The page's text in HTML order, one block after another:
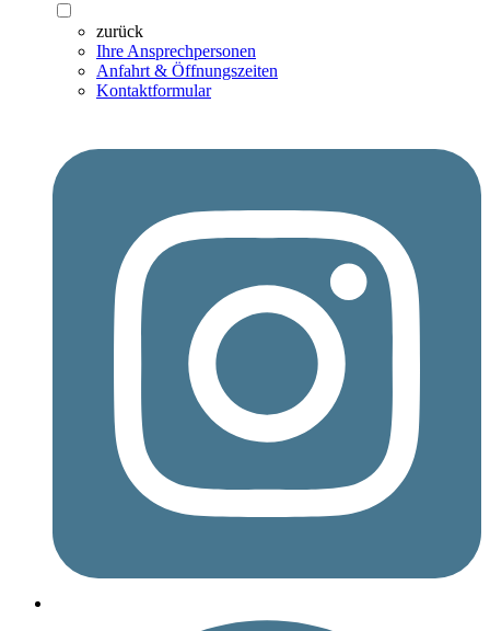
zurück
Ihre Ansprechpersonen
Anfahrt & Öffnungszeiten
Kontaktformular